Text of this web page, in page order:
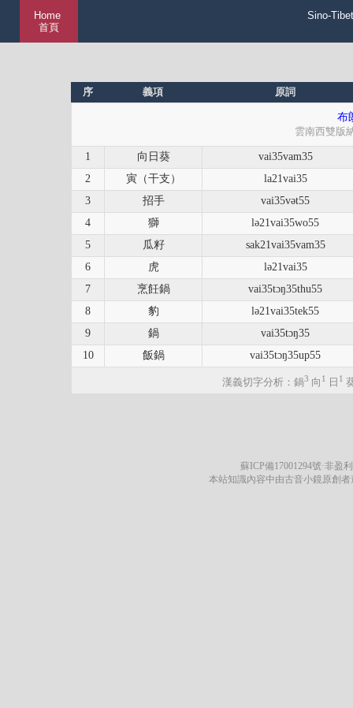
Home
首頁
Sino-
序 義項 原詞
布
雲南西雙版
1 向日葵
vai35vam35
2
寅（干支）
la21vai35
3
招手
vai35vət55
4
獅
lə21vai35wo55
5
瓜籽
sak21vai35vam35
6
虎
lə21vai35
7
烹飪鍋
vai35tɔŋ35thu55
8
豹
lə21vai35tek55
9
鍋
vai35tɔŋ35
10
飯鍋 vai35tɔŋ35up55
漢義切字分析：鍋3 向 1 日 1
蘇ICP備17001294號·非盈
本站知識內容中由古音小鏡原創